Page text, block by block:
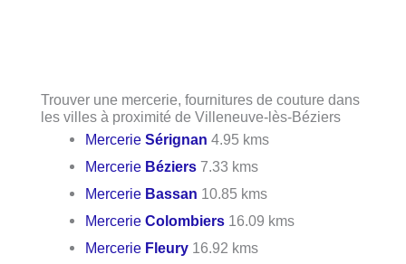
Trouver une mercerie, fournitures de couture dans
les villes à proximité de Villeneuve-lès-Béziers
MercerieSérignan 4.95 kms
Mercerie Béziers 7.33 kms
Mercerie Bassan 10.85 kms
MercerieColombiers 16.09 kms
Mercerie Fleury 16.92 kms